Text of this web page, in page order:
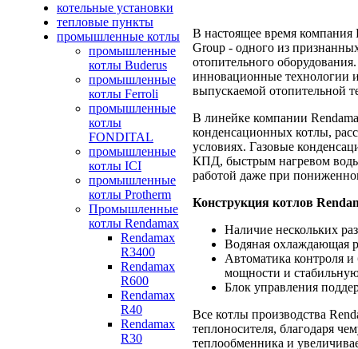
котельные установки
тепловые пункты
промышленные котлы
промышленные
котлы Buderus
промышленные
котлы Ferroli
промышленные
котлы
FONDITAL
промышленные
котлы ICI
промышленные
котлы Protherm
Промышленные
котлы Rendamax
Rendamax
R3400
Rendamax
R600
Rendamax
R40
Rendamax
R30
В настоящее время компания
Group - одного из
отопительного
инновационные технологии
выпускаемой отопительной
В линейке компании
конденсационных котлы,
условиях. Газовые
КПД, быстрым нагревом воды
работой даже при
Конструкция котлов
Наличие нескольких
Водяная охлаждающая
Автоматика контроля
мощности и
Блок управления
Все котлы производства
теплоносителя, благодаря
теплообменника и